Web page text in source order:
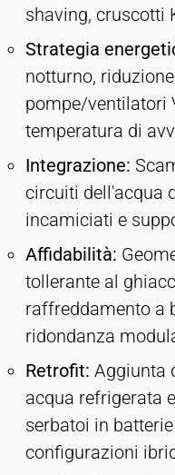
shaving, cruscotti
Strategia
notturno,
pompe/ventilatori
temperatura di
Integrazione:
circuiti dell'acqua
incamiciati e
Affidabilità:
tollerante al
raffreddamento a
ridondanza
Retrofit: Aggiunta
acqua refrigerata
serbatoi in
configurazioni